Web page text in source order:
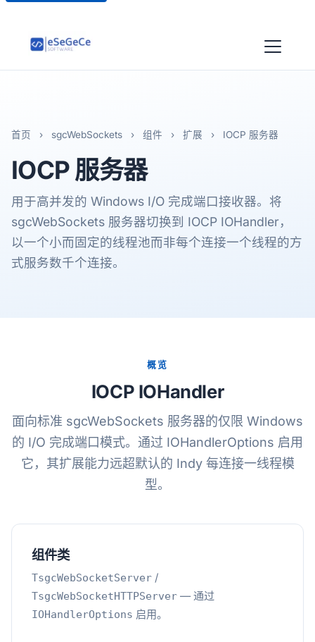
首页 › sgcWebSockets › 组件 › 扩展 › IOCP 服务器
IOCP 服务器
用于高并发的 Windows I/O 完成端口接收器。将
sgcWebSockets 服务器切换到 IOCP IOHandler，
以一个小而固定的线程池而非每个连接一个线程的方
式服务数千个连接。
概览
IOCP IOHandler
面向标准 sgcWebSockets 服务器的仅限 Windows
的 I/O 完成端口模式。通过 IOHandlerOptions 启用
它，其扩展能力远超默认的 Indy 每连接一线程模
型。
组件类
TsgcWebSocketServer /
TsgcWebSocketHTTPServer — 通过
IOHandlerOptions 启用。